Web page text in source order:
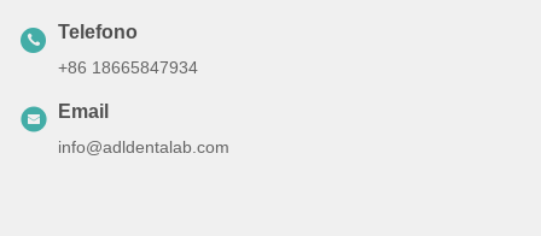
Telefono
+86 18665847934
Email
info@adldentalab.com